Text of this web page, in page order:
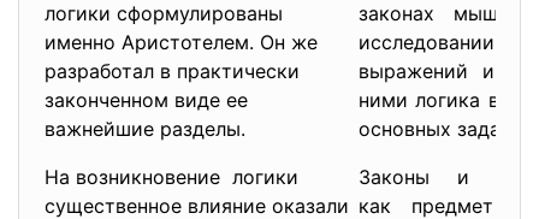
логики сформулированы
именно Аристотелем. Он же
разработал в практически
законченном виде ее
важнейшие разделы.
На возникновение логики
существенное влияние оказали
законах
выражений и
ними логика
основных задач.
Законы и
как предмет